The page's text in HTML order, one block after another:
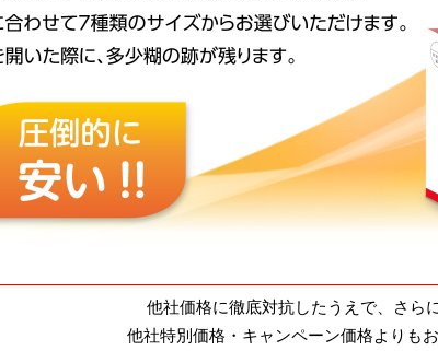
他社価格に徹底対抗したうえで、
さら
他社特別価格・キャンペーン価格よりもお